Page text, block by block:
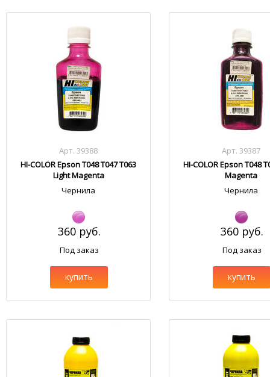
Арт. 39388
HI-COLOR Epson T048 T047 T063
Light Magenta
Чернила
360 руб.
Под заказ
купить
Арт. 39387
HI-COLOR Epson T048
Magenta
Чернила
360 руб.
Под заказ
купить